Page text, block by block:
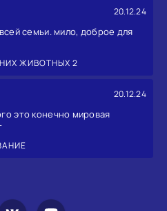
20.12.24
семьи. мило, доброе для
ЖИВОТНЫХ 2
20.12.24
это конечно мировая